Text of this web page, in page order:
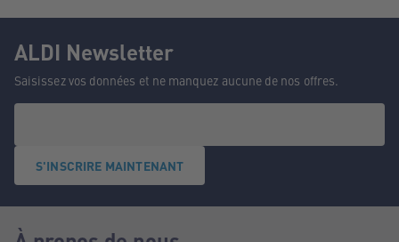
ALDI Newsletter
Saisissez vos données et ne manquez aucune de nos offres.
S'INSCRIRE MAINTENANT